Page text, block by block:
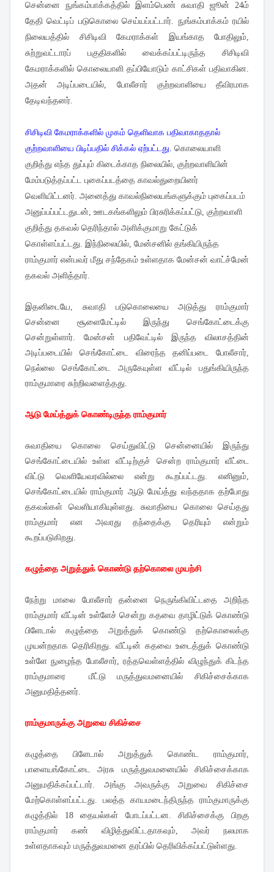
சென்னை நுங்கம்பாக்கத்தில் இளம்பெண் சுவாதி ஜூன் 24ம்
தேதி வெட்டிப் படுகொலை செய்யப்பட்டார். நுங்கம்பாக்கம் ரயில்
நிலையத்தில் சிசிடிவி கேமராக்கள் இயங்காத போதிலும்,
சுற்றுவட்டாரப் பகுதிகளில் வைக்கப்பட்டிருந்த சிசிடிவி
கேமராக்களில் கொலையாளி தப்பியோடும் காட்சிகள் பதிவாகின.
அதன் அடிப்படையில், போலீசார் குற்றவாளியை தீவிரமாக
தேடிவந்தனர்.
சிசிடிவி கேமராக்களில் முகம் தெளிவாக பதிவாகாததால்
குற்றவாளியை பிடிப்பதில் சிக்கல் ஏற்பட்டது. கொலையாளி
குறித்து எந்த துப்பும் கிடைக்காத நிலையில், குற்றவாளியின்
மேம்படுத்தப்பட்ட புகைப்படத்தை காவல்துறையினர்
வெளியிட்டனர். அனைத்து காவல்நிலையங்களுக்கும் புகைப்படம்
அனுப்பப்பட்டதுடன், ஊடகங்களிலும் பிரசுரிக்கப்பட்டு, குற்றவாளி
குறித்து தகவல் தெரிந்தால் அளிக்குமாறு கேட்டுக்
கொள்ளப்பட்டது. இந்நிலையில், மேன்சனில் தங்கியிருந்த
ராம்குமார் என்பவர் மீது சந்தேகம் உள்ளதாக மேன்சன் வாட்ச்மேன்
தகவல் அளித்தார்.
இதனிடையே, சுவாதி படுகொலையை அடுத்து ராம்குமார்
சென்னை சூளைமேட்டில் இருந்து செங்கோட்டைக்கு
சென்றுள்ளார். மேன்சன் பதிவேட்டில் இருந்த விலாசத்தின்
அடிப்படையில் செங்கோட்டை விரைந்த தனிப்படை போலீசார்,
நெல்லை செங்கோட்டை அருகேயுள்ள வீட்டில் பதுங்கியிருந்த
ராம்குமாரை சுற்றிவளைத்தது.
ஆடு மேய்த்துக் கொண்டிருந்த ராம்குமார்
சுவாதியை கொலை செய்துவிட்டு சென்னையில் இருந்து
செங்கோட்டையில் உள்ள வீட்டிற்குச் சென்ற ராம்குமார் வீட்டை
விட்டு வெளியேவரவில்லை என்று கூறப்பட்டது. எனினும்,
செங்கோட்டையில் ராம்குமார் ஆடு மேய்த்து வந்ததாக தற்போது
தகவல்கள் வெளியாகியுள்ளது. சுவாதியை கொலை செய்தது
ராம்குமார் என அவரது தந்தைக்கு தெரியும் என்றும்
கூறப்படுகிறது.
கழுத்தை அறுத்துக் கொண்டு தற்கொலை முயற்சி
நேற்று மாலை போலீசார் தன்னை நெருங்கிவிட்டதை அறிந்த
ராம்குமார் வீட்டின் உள்ளேச் சென்று கதவை தாழிட்டுக் கொண்டு
பிளேடால் கழுத்தை அறுத்துக் கொண்டு தற்கொலைக்கு
முயன்றதாக தெரிகிறது. வீட்டின் கதவை உடைத்துக் கொண்டு
உள்ளே நுழைந்த போலீசார், ரத்தவெள்ளத்தில் விழுந்துக் கிடந்த
ராம்குமாரை மீட்டு மருத்துவமனையில் சிகிச்சைக்காக
அனுமதித்தனர்.
ராம்குமாருக்கு அறுவை சிகிச்சை
கழுத்தை பிளேடால் அறுத்துக் கொண்ட ராம்குமார்,
பாளையங்கோட்டை அரசு மருத்துவமனையில் சிகிச்சைக்காக
அனுமதிக்கப்பட்டார். அங்கு அவருக்கு அறுவை சிகிச்சை
மேற்கொள்ளப்பட்டது. பலத்த காயமடைந்திருந்த ராம்குமாருக்கு
கழுத்தில் 18 தையல்கள் போடப்பட்டன. சிகிச்சைக்கு பிறகு
ராம்குமார் கண் விழித்துவிட்டதாகவும், அவர் நலமாக
உள்ளதாகவும் மருத்துவமனை தரப்பில் தெரிவிக்கப்பட்டுள்ளது.